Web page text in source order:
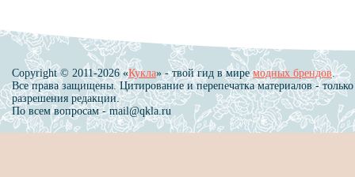
Copyright © 2011-2026 «Кукла» - твой гид в миремодных брендов.
Все права защищены. Цитирование и перепечатка материалов - только
разрешения редакции.
По всем вопросам - mail@qkla.ru